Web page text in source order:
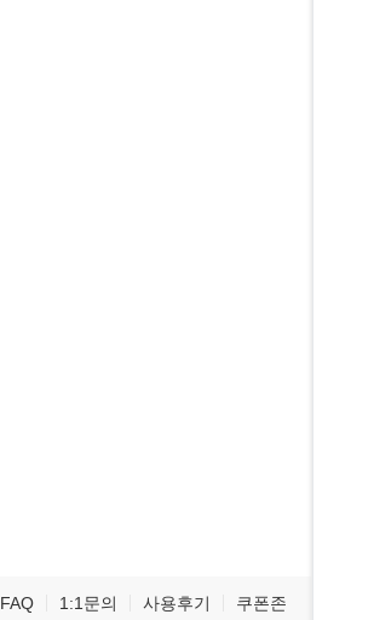
FAQ 1:1문의 사용후기 쿠폰존